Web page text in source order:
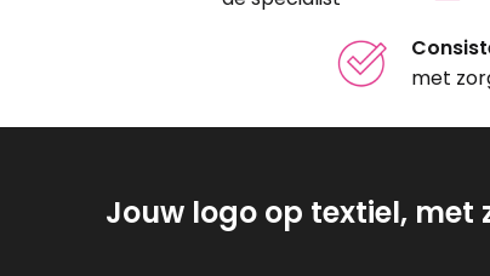
met
Jouw logo op textiel, met